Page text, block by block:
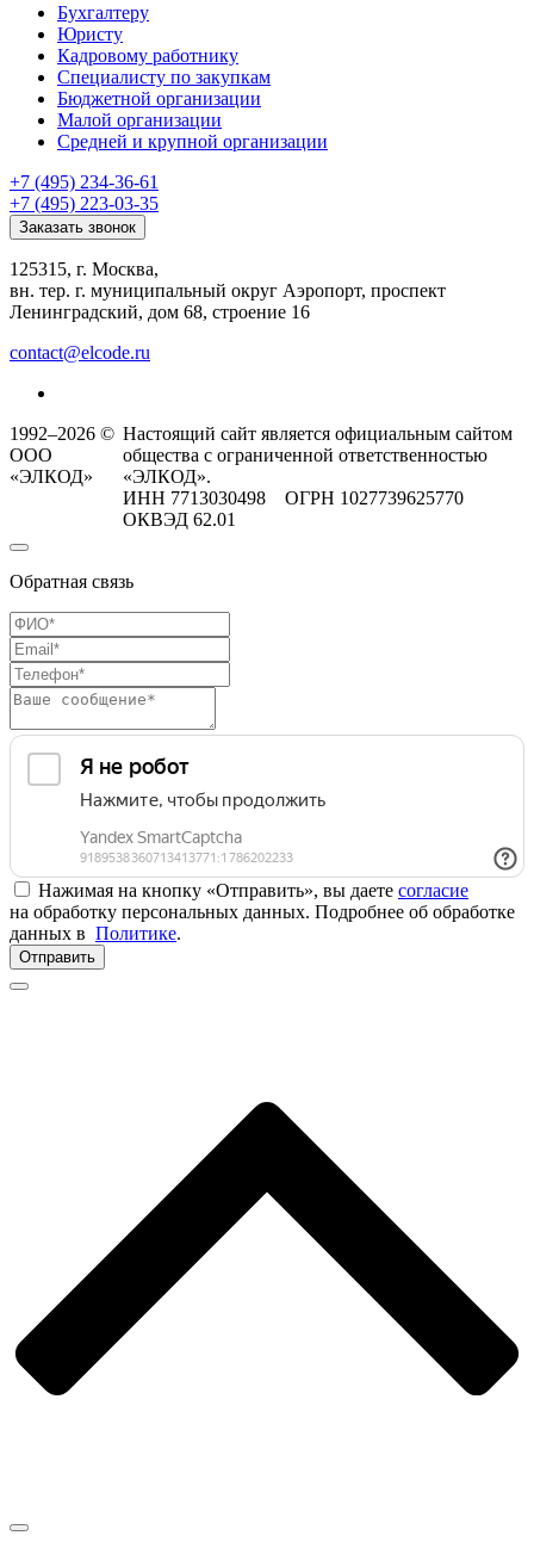
Бухгалтеру
Юристу
Кадровому работнику
Специалисту по закупкам
Бюджетной организации
Малой организации
Средней и крупной организации
+7 (495) 234-36-61
+7 (495) 223-03-35
Заказать звонок
125315, г. Москва,
вн. тер. г. муниципальный округ Аэропорт, проспект
Ленинградский, дом 68, строение 16
contact@elcode.ru
1992–2026 ©
ООО
«ЭЛКОД»
Настоящий сайт является официальным сайтом
общества с ограниченной ответственностью
«ЭЛКОД».
ИНН 7713030498 ОГРН 1027739625770
ОКВЭД 62.01
Обратная связь
Нажимая на кнопку «Отправить», вы даете согласие
на обработку персональных данных. Подробнее об обработке
данных в Политике.
Отправить